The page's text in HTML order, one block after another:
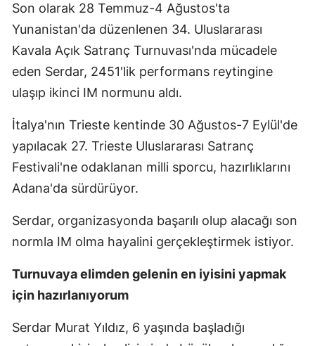
Son olarak 28 Temmuz-4 Ağustos'ta
Yunanistan'da düzenlenen 34. Uluslararası
Kavala Açık Satranç Turnuvası'nda mücadele
eden Serdar, 2451'lik performans reytingine
ulaşıp ikinci IM normunu aldı.
İtalya'nın Trieste kentinde 30 Ağustos-7 Eylül'de
yapılacak 27. Trieste Uluslararası Satranç
Festivali'ne odaklanan milli sporcu, hazırlıklarını
Adana'da sürdürüyor.
Serdar, organizasyonda başarılı olup alacağı son
normla IM olma hayalini gerçekleştirmek istiyor.
Turnuvaya elimden gelenin en iyisini yapmak
için hazırlanıyorum
Serdar Murat Yıldız, 6 yaşında başladığı